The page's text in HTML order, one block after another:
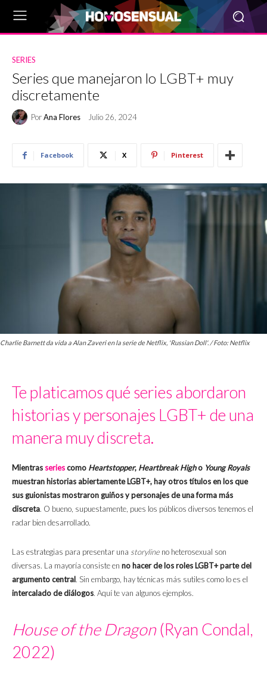
SERIES
Series que manejaron lo LGBT+ muy
discretamente
PorAna Flores Julio 26, 2024
Facebook X Pinterest
Charlie Barnett da vida a Alan Zaveri en la serie de Netflix, 'Russian Doll'. / Foto: Netflix
Te platicamos qué series abordaron
historias y personajes LGBT+ de una
manera muy discreta.
Mientras seriescomo Heartstopper, Heartbreak Higho Young Royals
muestran historias abiertamente LGBT+, hay otros títulos en los que
sus guionistas mostraron guiños y personajes de una forma más
discreta. O bueno, supuestamente, pues los públicos diversos tenemos el
radar bien desarrollado.
Las estrategias para presentar una storyline no heterosexual son
diversas. La mayoría consiste en no hacer de los roles LGBT+ parte del
argumento central. Sin embargo, hay técnicas más sutiles como lo es el
intercalado de diálogos. Aquí te van algunos ejemplos.
House of the Dragon(Ryan Condal,
2022)